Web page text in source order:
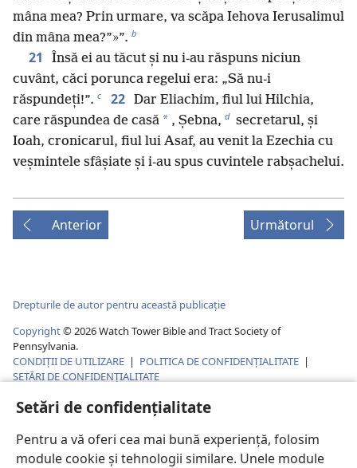
Setări de confidențialitate
Pentru a vă oferi cea mai bună experiență, folosim
module cookie și tehnologii similare. Unele module
mâna mea? Prin urmare, va scăpa Iehova Ierusalimul
din mâna mea?”»”. b
21
Însă ei au tăcut și nu i-au răspuns niciun
cuvânt, căci porunca regelui era: „Să nu-i
răspundeți!”. c 22 Dar Eliachim, fiul lui Hilchia,
care răspundea de casă * , Șebna, d secretarul, și
Ioah, cronicarul, fiul lui Asaf, au venit la Ezechia cu
veșmintele sfâșiate și i-au spus cuvintele rabșachelui.
Anterior Următorul
Drepturile de autor pentru această publicație
Copyright© 2026Watch Tower Bible and Tract Society of
Pennsylvania.
CONDIȚII DE UTILIZARE | POLITICA DE CONFIDENŢIALITATE |
SETĂRI DE CONFIDENȚIALITATE